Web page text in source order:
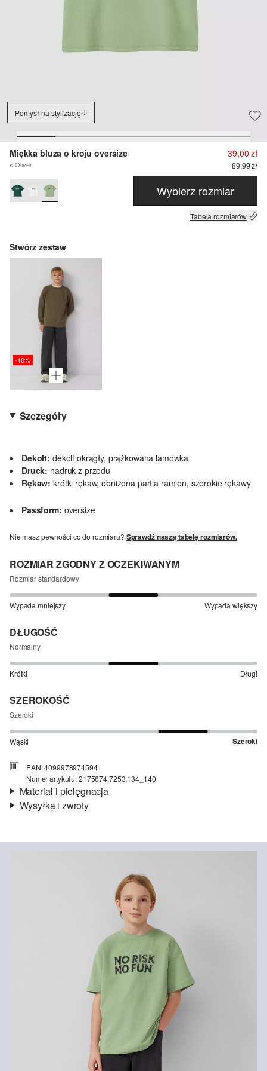
Pomysł na stylizację
Miękka bluza o kroju oversize
s.Oliver
39,00 zł
89,99 zł
Wybierz rozmiar
Tabela rozmiarów
Stwórz zestaw
-10%
Szczegóły
Dekolt: dekolt okrągły, prążkowana lamówka
Druck: nadruk z przodu
Rękaw: krótki rękaw, obniżona partia ramion, szerokie rękawy
Passform: oversize
Nie masz pewności co do rozmiaru? Sprawdź naszą tabelę rozmiarów.
ROZMIAR ZGODNY Z OCZEKIWANYM
Rozmiar standardowy
Wypada mniejszy Wypada większy
DŁUGOŚĆ
Normalny
Krótki Długi
SZEROKOŚĆ
Szeroki
Wąski Szeroki
EAN: 4099978974594
Numer artykułu: 2175674.7253.134_140
Materiał i pielęgnacja
Material: mieszanka bawełniana
Nie wybielać/nie chlorować
Nie czyścić chemicznie
Pranie standardowe 40°C
Prasować w średniej temperaturze
Suszyć w niskiej temperaturze
Wysyłka i zwroty
Czas dostawy jest wyświetlany podczas procesu zamówienia (kroki
Koszt wysyłki wynosi 15 zł (opłata ryczałtowa).
Zwrot produktów możliwy jest w ciągu 14 dni.